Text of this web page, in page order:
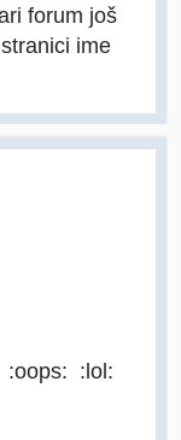
forum još
ime
:oops: :lol: